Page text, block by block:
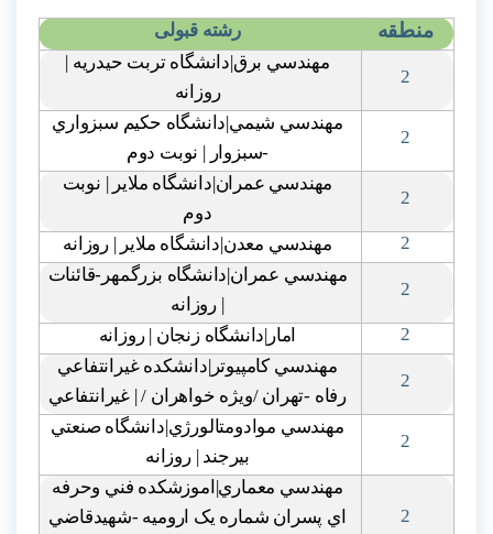
منطقه رشته قبولی
2
مهندسي برق|دانشگاه تربت حيدريه |
روزانه
2
مهندسي شيمي|دانشگاه حکيم سبزواري
-سبزوار | نوبت دوم
2
مهندسي عمران|دانشگاه ملاير | نوبت
دوم
2
مهندسي معدن|دانشگاه ملاير | روزانه
2
مهندسي عمران|دانشگاه بزرگمهر-قائنات
| روزانه
2
امار|دانشگاه زنجان | روزانه
2
مهندسي کامپيوتر|دانشکده غيرانتفاعي
رفاه -تهران /ويژه خواهران / | غيرانتفاعي
2
مهندسي موادومتالورژي|دانشگاه صنعتي
بيرجند | روزانه
2
مهندسي معماري|اموزشکده فني وحرفه
اي پسران شماره يک اروميه -شهيدقاضي